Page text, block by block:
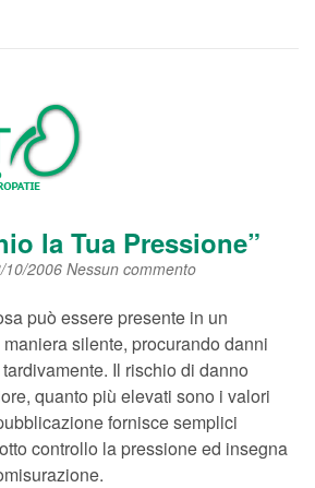
la Tua Pressione”
10/2006 Nessun commento
può essere presente in un
silente, procurando danni
Il rischio di danno
quanto più elevati sono i valori
fornisce semplici
controllo la pressione ed insegna